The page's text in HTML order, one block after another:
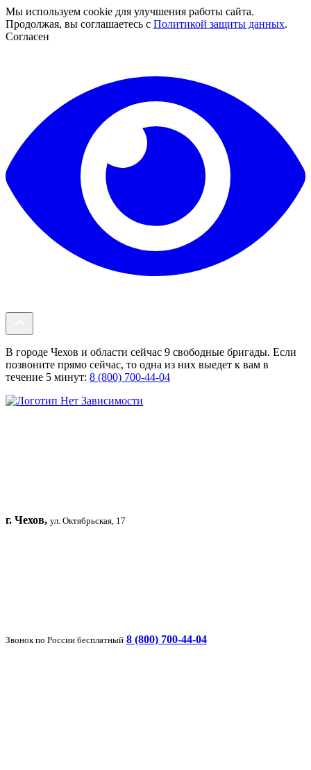
Мы используем cookie для улучшения работы сайта.
Продолжая, вы соглашаетесь с Политикой защиты данных.
Согласен
В городе Чехов и области сейчас 9 свободные бригады. Если
позвоните прямо сейчас, то одна из них выедет к вам в
течение 5 минут: 8 (800) 700-44-04
г. Чехов, ул. Октябрьская, 17
Звонок по России бесплатный 8 (800) 700-44-04